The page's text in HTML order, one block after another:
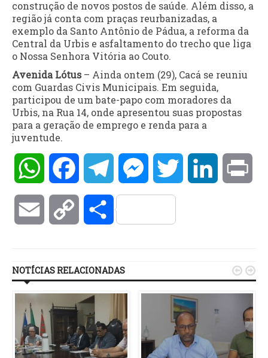
construção de novos postos de saúde. Além disso, a
região já conta com praças reurbanizadas, a
exemplo da Santo Antônio de Pádua, a reforma da
Central da Urbis e asfaltamento do trecho que liga
o Nossa Senhora Vitória ao Couto.
Avenida Lótus – Ainda ontem (29), Cacá se reuniu
com Guardas Civis Municipais. Em seguida,
participou de um bate-papo com moradores da
Urbis, na Rua 14, onde apresentou suas propostas
para a geração de emprego e renda para a
juventude.
WhatsAppFacebookTelegramMessengerTwitter LinkedIn
Email Copy Compartilhar
NOTÍCIAS RELACIONADAS  